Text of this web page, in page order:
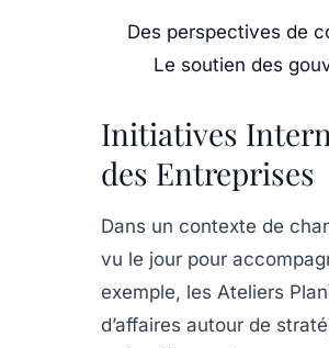
Des perspectives de
Le soutien des
Initiatives
des Entreprises
Dans un contexte de
vu le jour pour
exemple, les Ateliers
d’affaires autour de